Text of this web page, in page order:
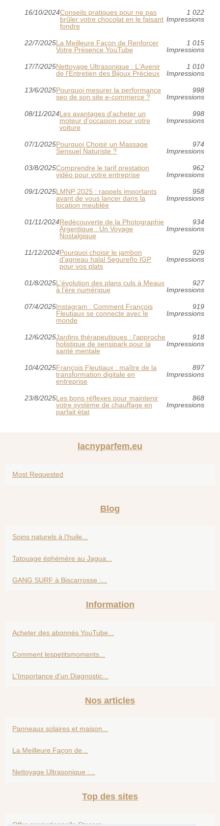
16/10/2024Conseils pratiques pour ne pas
brûler votre chocolat en le faisant
fondre
1 022
Impressions
22/7/2025La Meilleure Façon de Renforcer
Votre Présence YouTube
1 015
Impressions
17/7/2025Nettoyage Ultrasonique : L'Avenir
de l'Entretien des Bijoux Précieux
1 010
Impressions
13/6/2025Pourquoi mesurer la performance
seo de son site e-commerce ?
998
Impressions
08/11/2024Les avantages d'acheter un
moteur d'occasion pour votre
voiture
998
Impressions
07/1/2025Pourquoi Choisir un Massage
Sensuel Naturiste ?
974
Impressions
03/8/2025Comprendre le tarif prestation
vidéo pour votre entreprise
962
Impressions
09/1/2025LMNP 2025 : rappels importants
avant de vous lancer dans la
location meublée
958
Impressions
01/11/2024Redécouverte de la Photographie
Argentique : Un Voyage
Nostalgique
934
Impressions
11/12/2024Pourquoi choisir le jambon
d'agneau halal Segureño IGP
pour vos plats
929
Impressions
01/8/2025L'évolution des plans culs à Meaux
à l'ère numérique
927
Impressions
07/4/2025Instagram : Comment François
Fleutiaux se connecte avec le
monde
919
Impressions
12/6/2025Jardins thérapeutiques : l'approche
holistique de sensipark pour la
santé mentale
918
Impressions
10/4/2025François Fleutiaux : maître de la
transformation digitale en
entreprise
897
Impressions
23/8/2025Les bons réflexes pour maintenir
votre système de chauffage en
parfait état
868
Impressions
lacnyparfem.eu
Most Requested
Blog
Soins naturels à l’huile...
Tatouage éphémère au Jagua...
GANG SURF à Biscarrosse :...
Information
Acheter des abonnés YouTube...
Comment lespetitsmoments...
L'Importance d'un Diagnostic...
Nos articles
Panneaux solaires et maison...
La Meilleure Façon de...
Nettoyage Ultrasonique :...
Top des sites
Offre promotionnelle Stocara...